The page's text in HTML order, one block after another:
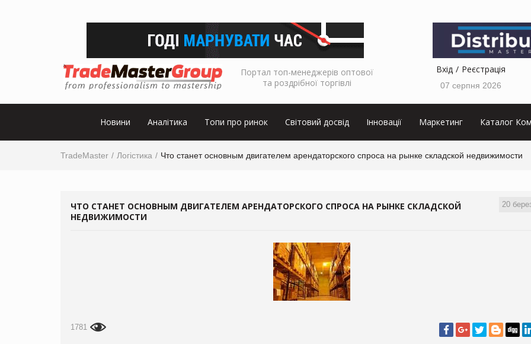
Портал топ-менеджерів оптової
та роздрібної торгівлі
Вхід Реєстрація
07 серпня 2026
Новини Аналітика Топи про ринок Світовий досвід Інновації Маркетинг Каталог
TradeMaster Логістика Что станет основным двигателем арендаторского спроса на рынке складской недвижимости
20
ЧТО СТАНЕТ ОСНОВНЫМ ДВИГАТЕЛЕМ АРЕНДАТОРСКОГО СПРОСА НА РЫНКЕ СКЛАДСКОЙ
НЕДВИЖИМОСТИ
1781